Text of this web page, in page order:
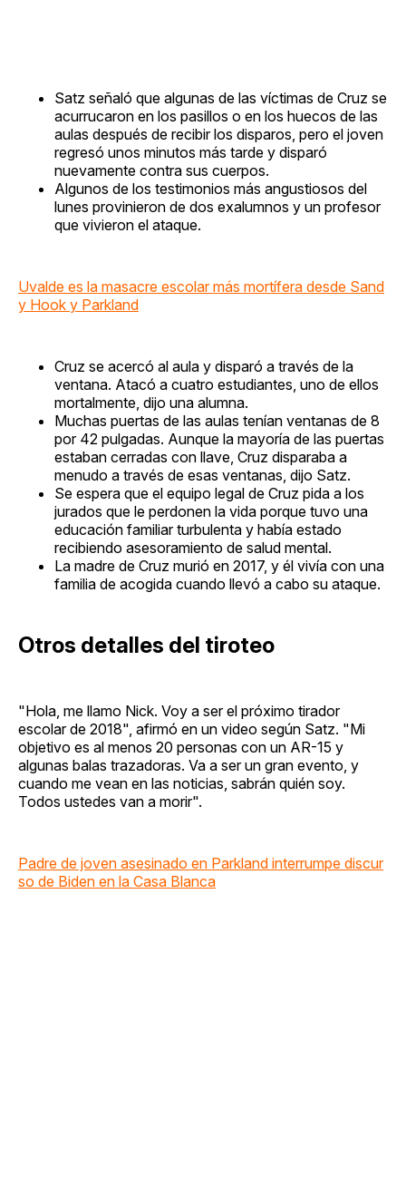
Satz señaló que algunas de las víctimas de Cruz se
acurrucaron en los pasillos o en los huecos de las
aulas después de recibir los disparos, pero el joven
regresó unos minutos más tarde y disparó
nuevamente contra sus cuerpos.
Algunos de los testimonios más angustiosos del
lunes provinieron de dos exalumnos y un profesor
que vivieron el ataque.
Uvalde es la masacre escolar más mortífera desde Sand
y Hook y Parkland
Cruz se acercó al aula y disparó a través de la
ventana. Atacó a cuatro estudiantes, uno de ellos
mortalmente, dijo una alumna.
Muchas puertas de las aulas tenían ventanas de 8
por 42 pulgadas. Aunque la mayoría de las puertas
estaban cerradas con llave, Cruz disparaba a
menudo a través de esas ventanas, dijo Satz.
Se espera que el equipo legal de Cruz pida a los
jurados que le perdonen la vida porque tuvo una
educación familiar turbulenta y había estado
recibiendo asesoramiento de salud mental.
La madre de Cruz murió en 2017, y él vivía con una
familia de acogida cuando llevó a cabo su ataque.
Otros detalles del tiroteo
"Hola, me llamo Nick. Voy a ser el próximo tirador
escolar de 2018", afirmó en un video según Satz. "Mi
objetivo es al menos 20 personas con un AR-15 y
algunas balas trazadoras. Va a ser un gran evento, y
cuando me vean en las noticias, sabrán quién soy.
Todos ustedes van a morir".
Padre de joven asesinado en Parkland interrumpe discur
so de Biden en la Casa Blanca